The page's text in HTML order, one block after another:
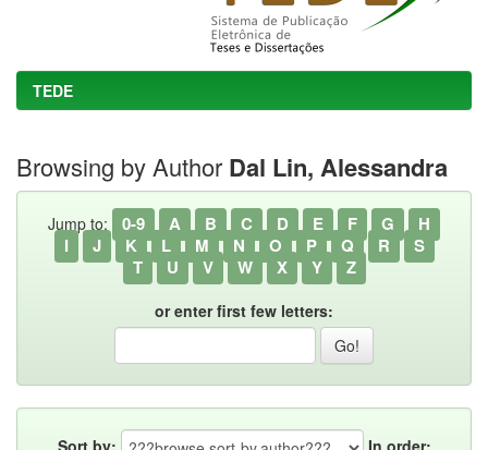
TEDE
Browsing by Author Dal Lin, Alessandra
Jump to: 0-9 A B C D E F G
H
I
J K L M N O P Q R
S
T
U V W X Y Z
or enter first few letters:
Sort by:
In order: